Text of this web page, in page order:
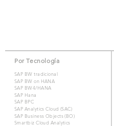
Por Tecnología
SAP BW tradicional
SAP BW on HANA
SAP BW4/HANA
SAP Hana
SAP BPC
SAP Analytics Cloud (SAC)
SAP Business Objects (BO)
Smartbiz Cloud Analytics